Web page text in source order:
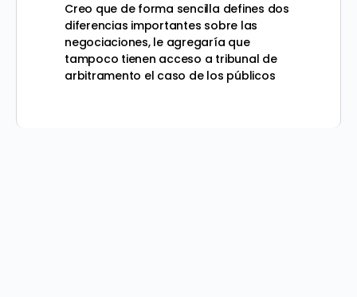
Creo que de forma sencilla defines dos
diferencias importantes sobre las
negociaciones, le agregaría que
tampoco tienen acceso a tribunal de
arbitramento el caso de los públicos